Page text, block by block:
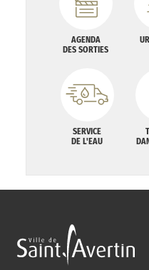
AGENDA
DES SORTIES
SERVICE
DE L'EAU